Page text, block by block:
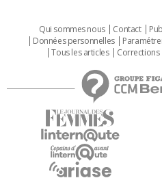
Qui sommes nous Contact
Données personnelles
Tous les articles
Corrections